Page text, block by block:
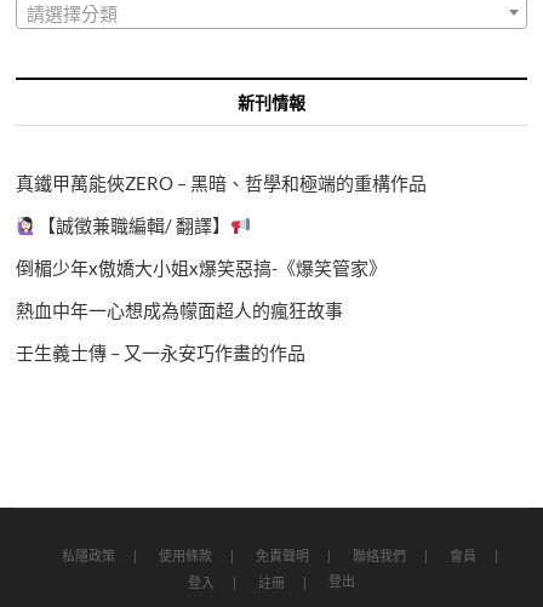
請選擇分類
新刊情報
真鐵甲萬能俠ZERO – 黑暗、哲學和極端的重構作品
【誠徵兼職編輯/ 翻譯】
倒楣少年x傲嬌大小姐x爆笑惡搞-《爆笑管家》
熱血中年一心想成為幪面超人的瘋狂故事
壬生義士傳 – 又一永安巧作畫的作品
私隱政策 使用條款 免責聲明 聯絡我們
會員
登入
註冊 登出